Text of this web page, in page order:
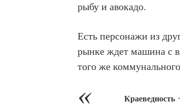
рыбу и авокадо.
Есть персонажи из
рынке ждет машина с
того же
Краеведность